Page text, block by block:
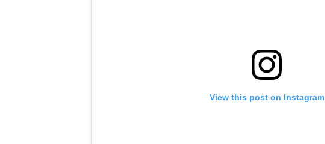
View this post on Instagram